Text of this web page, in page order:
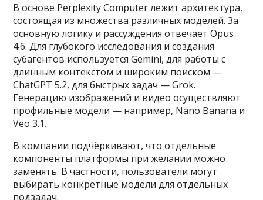
В основе Perplexity Computer лежит архитектура,
состоящая из множества различных моделей. За
основную логику и рассуждения отвечает Opus
4.6. Для глубокого исследования и создания
субагентов используется Gemini, для работы с
длинным контекстом и широким поиском —
ChatGPT 5.2, для быстрых задач — Grok.
Генерацию изображений и видео осуществляют
профильные модели — например, Nano Banana и
Veo 3.1.
В компании подчёркивают, что отдельные
компоненты платформы при желании можно
заменять. В частности, пользователи могут
выбирать конкретные модели для отдельных
подзадач.